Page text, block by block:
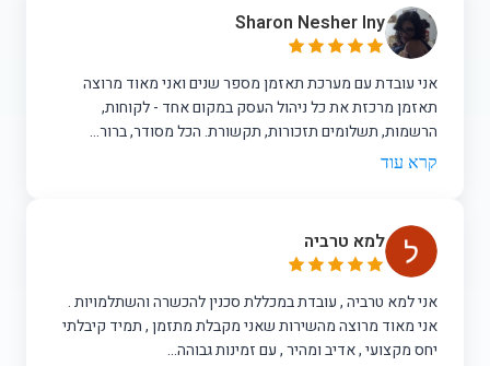
Sharon Nesher Iny
אני עובדת עם מערכת תאזמן מספר שנים ואני מאוד מרוצה
תאזמן מרכזת את כל ניהול העסק במקום אחד - לקוחות,
הרשמות, תשלומים תזכורות, תקשורת. הכל מסודר, ברור...
קרא עוד
למא טרביה
אני למא טרביה , עובדת במכללת סכנין להכשרה והשתלמויות .
אני מאוד מרוצה מהשירות שאני מקבלת מתזמן , תמיד קיבלתי
יחס מקצועי , אדיב ומהיר , עם זמינות גבוהה...